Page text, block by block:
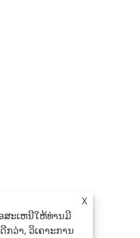
X
ສະເຫນີໃຫ້ທ່ານມີ
ວ່າ, ວິເຄາະການ